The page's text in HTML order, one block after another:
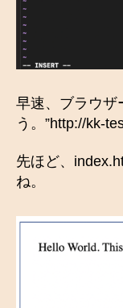
早速、ブラウザ
う。”http://kk-
先ほど、
ね。